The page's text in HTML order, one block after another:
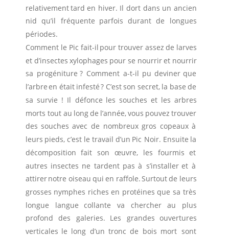
relativementtard en hiver. Il dort dans un ancien
nid qu’il fréquente parfois durant de
longues
périodes.
Comment le Pic fait-il pour trouver assez de larves
et d’insectes xylophages pour se nourrir et nourrir
sa progéniture ? Comment a-t-il pu deviner que
l’arbre en était infesté? C’estson secret, la base de
sa survie ! Il défonce les souches et les arbres
morts tout au longde l’année,vous pouvez trouver
des souches avec de nombreux gros copeaux à
leurs pieds, c’est le travail d’un Pic Noir. Ensuite la
décomposition fait son œuvre, les fourmis et
autres insectes ne tardent pas à s’installer et à
attirernotre oiseau qui en raffole.Surtoutde leurs
grosses nymphes riches en protéines que sa très
longue
langue collante va chercher au
plus
profond des galeries. Les grandes ouvertures
verticales le long d’un tronc de bois mort sont